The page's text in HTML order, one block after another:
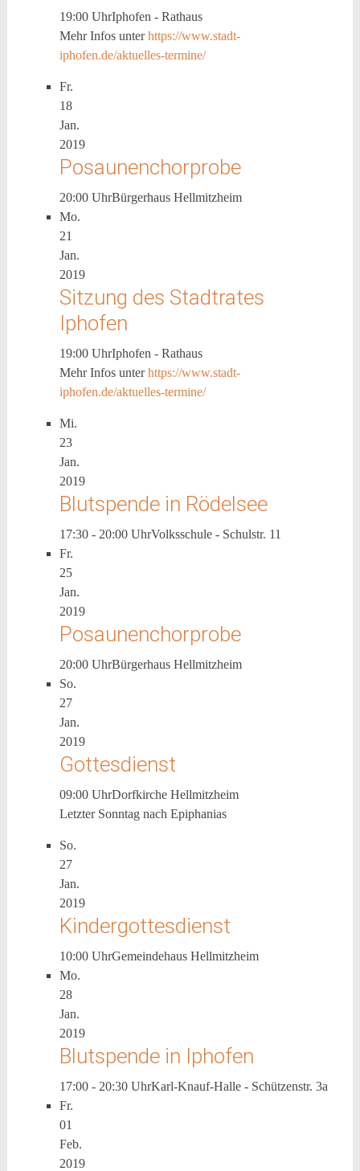
19:00 UhrIphofen - Rathaus
Mehr Infos unterhttps://www.stadt-
iphofen.de/aktuelles-termine/
Fr.
18
Jan.
2019
Posaunenchorprobe
20:00 UhrBürgerhaus Hellmitzheim
Mo.
21
Jan.
2019
Sitzung des Stadtrates
Iphofen
19:00 UhrIphofen - Rathaus
Mehr Infos unterhttps://www.stadt-
iphofen.de/aktuelles-termine/
Mi.
23
Jan.
2019
Blutspende in Rödelsee
17:30 - 20:00 UhrVolksschule - Schulstr. 11
Fr.
25
Jan.
2019
Posaunenchorprobe
20:00 UhrBürgerhaus Hellmitzheim
So.
27
Jan.
2019
Gottesdienst
09:00 UhrDorfkirche Hellmitzheim
Letzter Sonntag nach Epiphanias
So.
27
Jan.
2019
Kindergottesdienst
10:00 UhrGemeindehaus Hellmitzheim
Mo.
28
Jan.
2019
Blutspende in Iphofen
17:00 - 20:30 UhrKarl-Knauf-Halle - Schützenstr. 3a
Fr.
01
Feb.
2019